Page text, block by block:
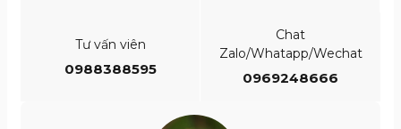
Tư vấn viên
0988388595
Chat
Zalo/Whatapp/Wechat
0969248666